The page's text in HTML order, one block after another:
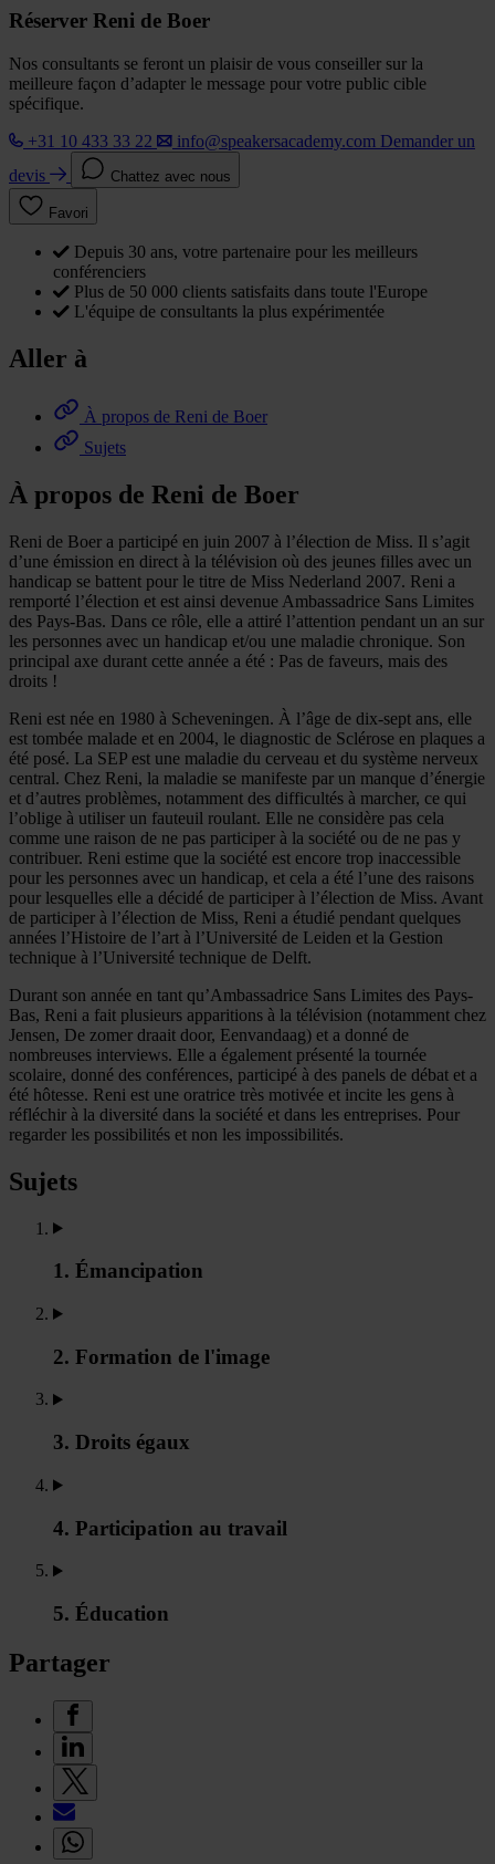
Réserver Reni de Boer
Nos consultants se feront un plaisir de vous conseiller sur la
meilleure façon d’adapter le message pour votre public cible
spécifique.
+31 10 433 33 22
info@speakersacademy.com Demander un
devis
Chattez avec nous
Favori
Depuis 30 ans, votre partenaire pour les meilleurs
conférenciers
Plus de 50 000 clients satisfaits dans toute l'Europe
L'équipe de consultants la plus expérimentée
Aller à
À propos de Reni de Boer
Sujets
À propos de Reni de Boer
Reni de Boer a participé en juin 2007 à l’élection de Miss. Il s’agit
d’une émission en direct à la télévision où des jeunes filles avec un
handicap se battent pour le titre de Miss Nederland 2007. Reni a
remporté l’élection et est ainsi devenue Ambassadrice Sans Limites
des Pays-Bas. Dans ce rôle, elle a attiré l’attention pendant un an sur
les personnes avec un handicap et/ou une maladie chronique. Son
principal axe durant cette année a été : Pas de faveurs, mais des
droits !
Reni est née en 1980 à Scheveningen. À l’âge de dix-sept ans, elle
est tombée malade et en 2004, le diagnostic de Sclérose en plaques a
été posé. La SEP est une maladie du cerveau et du système nerveux
central. Chez Reni, la maladie se manifeste par un manque d’énergie
et d’autres problèmes, notamment des difficultés à marcher, ce qui
l’oblige à utiliser un fauteuil roulant. Elle ne considère pas cela
comme une raison de ne pas participer à la société ou de ne pas y
contribuer. Reni estime que la société est encore trop inaccessible
pour les personnes avec un handicap, et cela a été l’une des raisons
pour lesquelles elle a décidé de participer à l’élection de Miss. Avant
de participer à l’élection de Miss, Reni a étudié pendant quelques
années l’Histoire de l’art à l’Université de Leiden et la Gestion
technique à l’Université technique de Delft.
Durant son année en tant qu’Ambassadrice Sans Limites des Pays-
Bas, Reni a fait plusieurs apparitions à la télévision (notamment chez
Jensen, De zomer draait door, Eenvandaag) et a donné de
nombreuses interviews. Elle a également présenté la tournée
scolaire, donné des conférences, participé à des panels de débat et a
été hôtesse. Reni est une oratrice très motivée et incite les gens à
réfléchir à la diversité dans la société et dans les entreprises. Pour
regarder les possibilités et non les impossibilités.
Sujets
1. Émancipation
2. Formation de l'image
3. Droits égaux
4. Participation au travail
5. Éducation
Partager